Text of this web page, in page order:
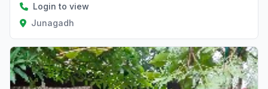
Login to view
Junagadh